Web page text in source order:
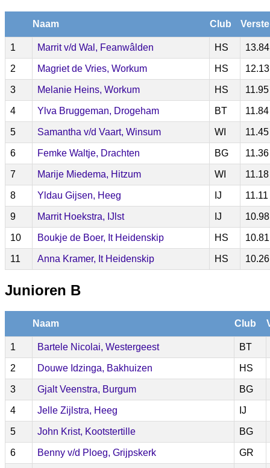
Naam Club Verste
1 Marrit v/d Wal, Feanwâlden HS 13.84
2 Magriet de Vries, Workum HS 12.13
3 Melanie Heins, Workum HS 11.95
4 Ylva Bruggeman, Drogeham BT 11.84
5 Samantha v/d Vaart, Winsum WI 11.45
6 Femke Waltje, Drachten BG 11.36
7 Marije Miedema, Hitzum WI 11.18
8 Yldau Gijsen, Heeg IJ 11.11
9 Marrit Hoekstra, IJlst IJ 10.98
10 Boukje de Boer, It Heidenskip HS 10.81
11 Anna Kramer, It Heidenskip HS 10.26
Junioren B
Naam Club
1 Bartele Nicolai, Westergeest BT
2 Douwe Idzinga, Bakhuizen HS
3 Gjalt Veenstra, Burgum BG
4 Jelle Zijlstra, Heeg IJ
5 John Krist, Kootstertille BG
6 Benny v/d Ploeg, Grijpskerk GR